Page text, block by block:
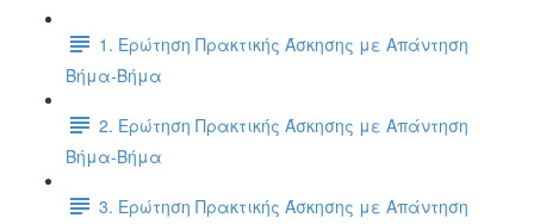
1. Ερώτηση Πρακτικής Άσκησης με Απάντηση
Βήμα-Βήμα
2. Ερώτηση Πρακτικής Άσκησης με Απάντηση
Βήμα-Βήμα
3. Ερώτηση Πρακτικής Άσκησης με Απάντηση